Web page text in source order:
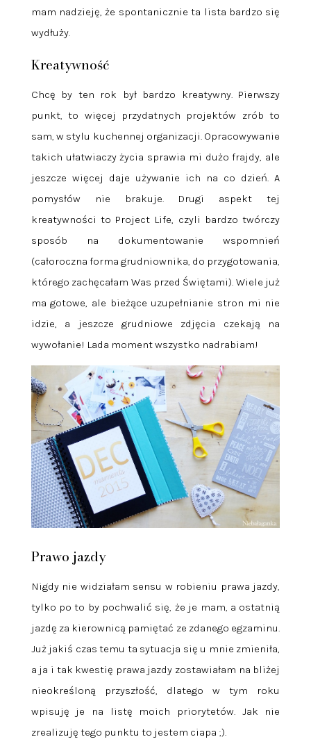
mam nadzieję, że spontanicznie ta lista bardzo się
wydłuży.
Kreatywność
Chcę by ten rok był bardzo kreatywny. Pierwszy
punkt, to więcej przydatnych projektów zrób to
sam, w stylu kuchennej organizacji. Opracowywanie
takich ułatwiaczy życia sprawia mi dużo frajdy, ale
jeszcze więcej daje używanie ich na co dzień. A
pomysłów nie brakuje. Drugi aspekt tej
kreatywności to Project Life, czyli bardzo twórczy
sposób na dokumentowanie wspomnień
(całoroczna forma grudniownika, do przygotowania,
którego zachęcałam Was przed Świętami). Wiele już
ma gotowe, ale bieżące uzupełnianie stron mi nie
idzie, a jeszcze grudniowe zdjęcia czekają na
wywołanie! Lada moment wszystko nadrabiam!
Prawo jazdy
Nigdy nie widziałam sensu w robieniu prawa jazdy,
tylko po to by pochwalić się, że je mam, a ostatnią
jazdę za kierownicą pamiętać ze zdanego egzaminu.
Już jakiś czas temu ta sytuacja się u mnie zmieniła,
a ja i tak kwestię prawa jazdy zostawiałam na bliżej
nieokreśloną przyszłość, dlatego w tym roku
wpisuję je na listę moich priorytetów. Jak nie
zrealizuję tego punktu to jestem ciapa ;).